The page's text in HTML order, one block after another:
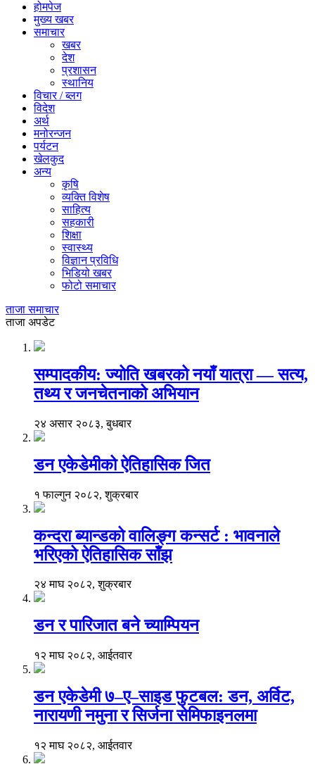
होमपेज
मुख्य खबर
समाचार
खबर
देश
प्रशासन
स्थानिय
विचार / ब्लग
विदेश
अर्थ
मनोरन्जन
पर्यटन
खेलकुद
अन्य
कृषि
व्यक्ति विशेष
साहित्य
सहकारी
शिक्षा
स्वास्थ्य
विज्ञान प्रविधि
भिडियो खबर
फोटो समाचार
ताजा समाचार
ताजा अपडेट
सम्पादकीय: ज्योति खबरको नयाँ यात्रा — सत्य,
तथ्य र जनचेतनाको अभियान
२४ असार २०८३, बुधबार
डन एकेडेमीको ऐतिहासिक जित
१ फाल्गुन २०८२, शुक्रबार
कन्दरा ब्यान्डको वालिङ्ग कन्सर्ट : भावनाले
भरिएको ऐतिहासिक साँझ
२४ माघ २०८२, शुक्रबार
डन र पारिजात बने च्याम्पियन
१२ माघ २०८२, आईतवार
डन एकेडेमी ७–ए–साइड फुटबल: डन, अर्विट,
नारायणी नमुना र सिर्जना सेमिफाइनलमा
१२ माघ २०८२, आईतवार